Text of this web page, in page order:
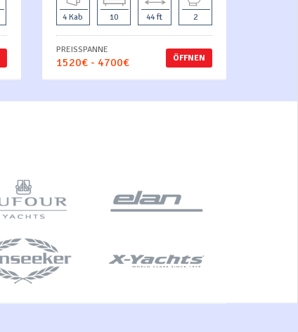
4 Kab 10 44 ft 2
ÖFFNEN
PREISSPANNE
1520€ - 4700€